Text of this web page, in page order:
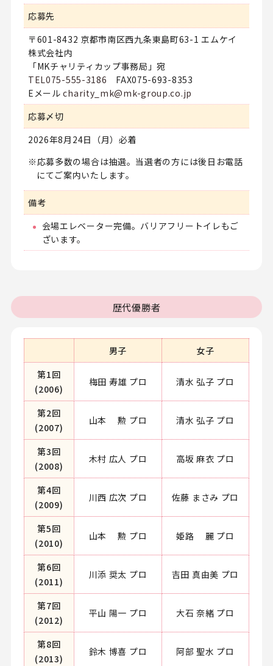
応募先
〒601-8432 京都市南区西九条東島町63-1 エムケイ
株式会社内
「MKチャリティカップ事務局」宛
TEL075-555-3186 FAX075-693-8353
Eメールcharity_mk@mk-group.co.jp
応募〆切
2026年8月24日（月）必着
応募多数の場合は抽選。当選者の方には後日お電話
にてご案内いたします。
備考
会場エレベーター完備。バリアフリートイレもご
ざいます。
歴代優勝者
男子
女子
第1回
(2006)
梅田 寿雄 プロ 清水 弘子 プロ
第2回
(2007)
山本 勲 プロ 清水 弘子 プロ
第3回
(2008)
木村 広人 プロ 高坂 麻衣 プロ
第4回
(2009)
川西 広次 プロ 佐藤 まさみ プロ
第5回
(2010)
山本 勲 プロ 姫路 麗 プロ
第6回
(2011)
川添 奨太 プロ 吉田 真由美 プロ
第7回
(2012)
平山 陽一 プロ 大石 奈緒 プロ
第8回
(2013)
鈴木 博喜 プロ 阿部 聖水 プロ